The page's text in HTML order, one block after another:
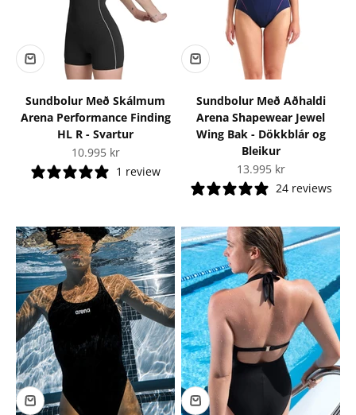
Sundbolur Með Skálmum
Arena Performance Finding
HL R - Svartur
Tilboðsverð
10.995 kr
1 review
Sundbolur Með Aðhaldi
Arena Shapewear Jewel
Wing Bak - Dökkblár og
Bleikur
Tilboðsverð
13.995 kr
24 reviews